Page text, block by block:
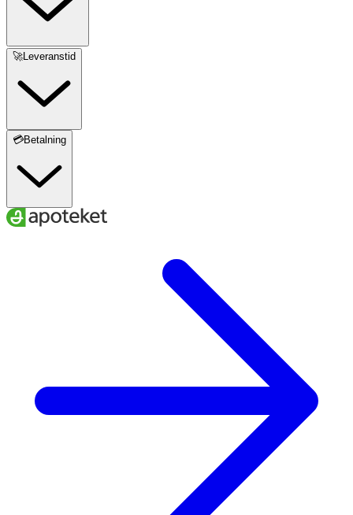
🚀Leveranstid
💳Betalning